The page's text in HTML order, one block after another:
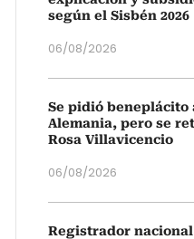
según el Sisbén 2026
06/08/2026
Se pidió beneplácito
Alemania, pero se
Rosa Villavicencio
06/08/2026
Registrador